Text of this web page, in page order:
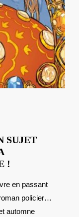
SUJET
!
AU
LOUVRE
?
policier…
automne